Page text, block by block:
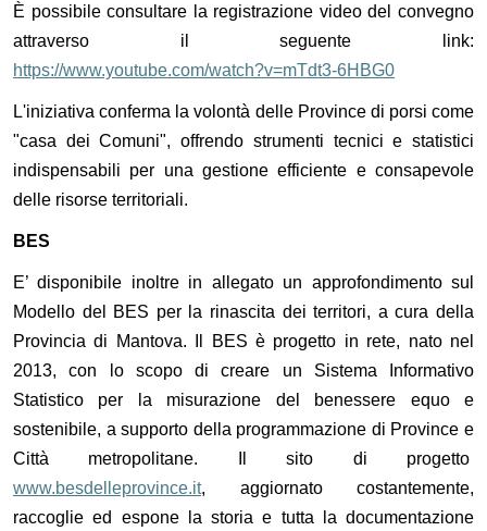
È possibile consultare la registrazione video del convegno
attraverso il seguente link:
https://www.youtube.com/watch?v=mTdt3-6HBG0
L'iniziativa conferma la volontà delle Province di porsi come
"casa dei Comuni", offrendo strumenti tecnici e statistici
indispensabili per una gestione efficiente e consapevole
delle risorse territoriali.
BES
E’ disponibile inoltre in allegato un approfondimento sul
Modello del BES per la rinascita dei territori, a cura della
Provincia di Mantova. Il BES è progetto in rete, nato nel
2013, con lo scopo di creare un Sistema Informativo
Statistico per la misurazione del benessere equo e
sostenibile, a supporto della programmazione di Province e
Città metropolitane. Il sito di progetto
www.besdelleprovince.it, aggiornato costantemente,
raccoglie ed espone la storia e tutta la documentazione